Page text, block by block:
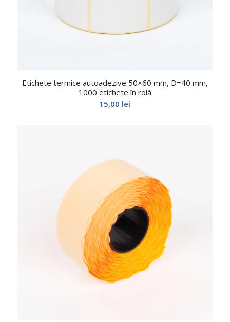
Etichete termice autoadezive 50×60 mm, D=40 mm,
1000 etichete în rolă
15,00 lei